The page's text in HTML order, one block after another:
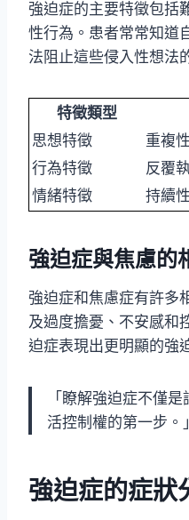
強迫症的主要特徵包括
性行為。患者常常知道
法阻止這些侵入性想法
特徵類型
思想特徵
重複
行為特徵
反覆
情緒特徵
持續
強迫症與焦慮的
強迫症和焦慮症有許多
及過度擔憂、不安感和
迫症表現出更明顯的強
「瞭解強迫症不僅
活控制權的第一步
強迫症的症狀